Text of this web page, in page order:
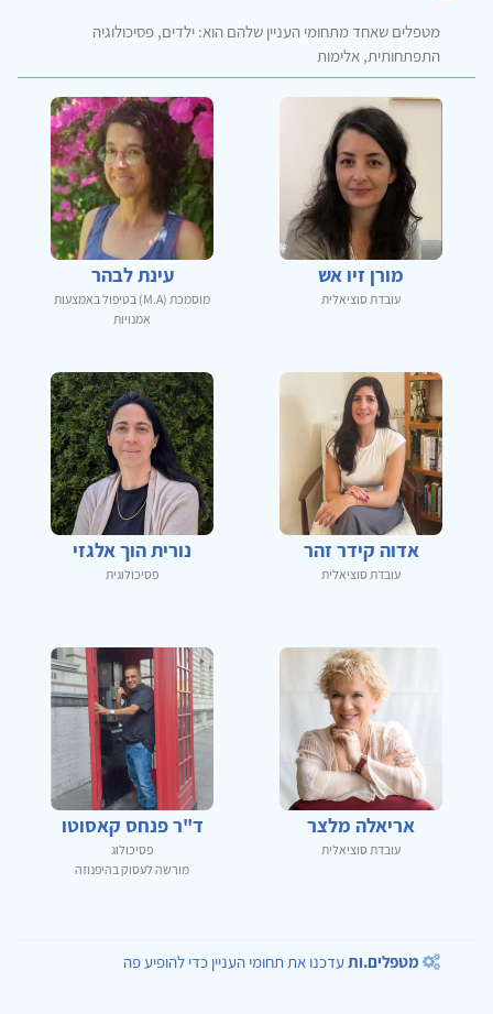
מטפלים שאחד מתחומי העניין שלהם הוא: ילדים, פסיכולוגיה
התפתחותית, אלימות
מורן זיו אש
עובדת סוציאלית
עינת לבהר
מוסמכת (M.A) בטיפול באמצעות
אמנויות
אדוה קידר זהר
עובדת סוציאלית
נורית הוך אלגזי
פסיכולוגית
אריאלה מלצר
עובדת סוציאלית
ד"ר פנחס קאסוטו
פסיכולוג
מורשה לעסוק בהיפנוזה
מטפלים.ותעדכנו את תחומי העניין כדי להופיע פה